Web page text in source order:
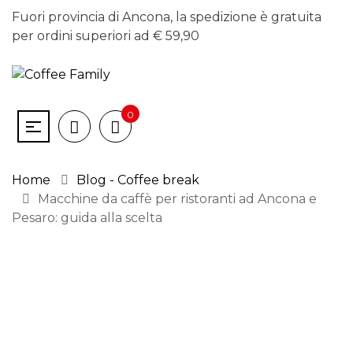
Fuori provincia di Ancona, la spedizione è gratuita
per ordini superiori ad € 59,90
0
Home
Blog - Coffee break
Macchine da caffè per ristoranti ad Ancona e
Pesaro: guida alla scelta